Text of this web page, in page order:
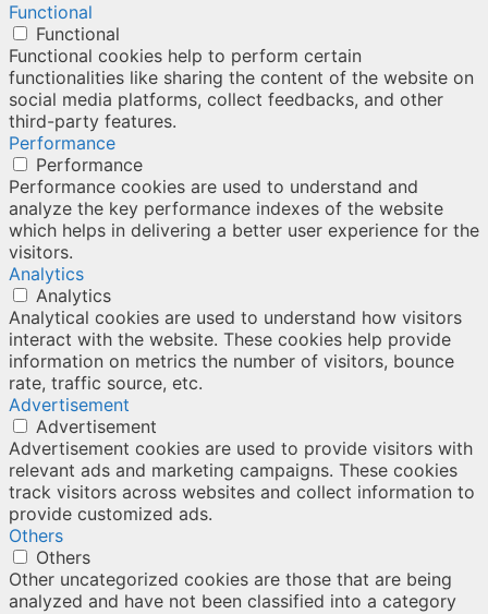
Functional
Functional
Functional cookies help to perform certain
functionalities like sharing the content of the website on
social media platforms, collect feedbacks, and other
third-party features.
Performance
Performance
Performance cookies are used to understand and
analyze the key performance indexes of the website
which helps in delivering a better user experience for the
visitors.
Analytics
Analytics
Analytical cookies are used to understand how visitors
interact with the website. These cookies help provide
information on metrics the number of visitors, bounce
rate, traffic source, etc.
Advertisement
Advertisement
Advertisement cookies are used to provide visitors with
relevant ads and marketing campaigns. These cookies
track visitors across websites and collect information to
provide customized ads.
Others
Others
Other uncategorized cookies are those that are being
analyzed and have not been classified into a category